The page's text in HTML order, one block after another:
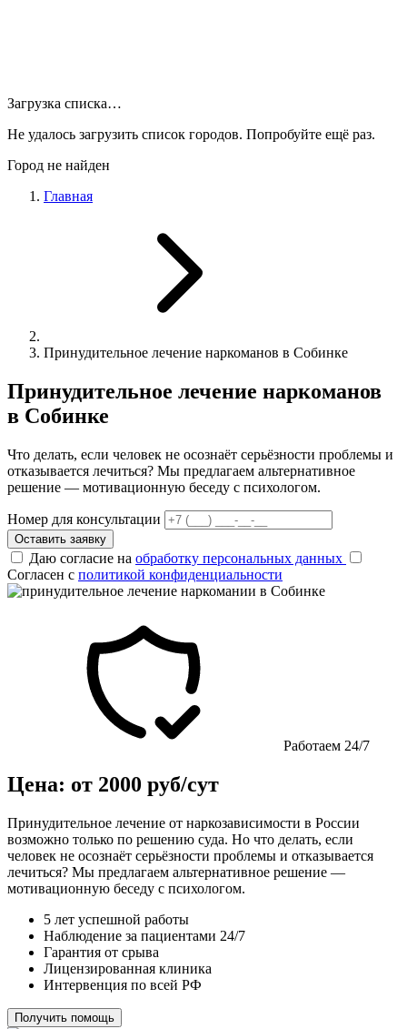
Загрузка списка…
Не удалось загрузить список городов. Попробуйте ещё раз.
Город не найден
Главная
Принудительное лечение наркоманов в Собинке
Принудительное лечение наркоманов
в Собинке
Что делать, если человек не осознаёт серьёзности проблемы и
отказывается лечиться? Мы предлагаем альтернативное
решение — мотивационную беседу с психологом.
Номер для консультации
Оставить заявку
Даю согласие на обработку персональных данных
Согласен с политикой конфиденциальности
Работаем 24/7
Цена: от 2000 руб/сут
Принудительное лечение от наркозависимости в России
возможно только по решению суда. Но что делать, если
человек не осознаёт серьёзности проблемы и отказывается
лечиться? Мы предлагаем альтернативное решение —
мотивационную беседу с психологом.
5 лет успешной работы
Наблюдение за пациентами 24/7
Гарантия от срыва
Лицензированная клиника
Интервенция по всей РФ
Получить помощь